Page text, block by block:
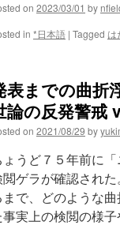
on 2023/03/01 by
in *日本語 | Tagged は
表までの曲折
論の反発警戒
on 2021/08/29 by
ょうど７５年前に
閲ゲラが確認され
まで、どのような
事実上の検閲の様